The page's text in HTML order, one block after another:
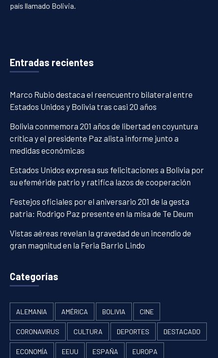
país llamado Bolivia.
Entradas recientes
Marco Rubio destaca el reencuentro bilateral entre
Estados Unidos y Bolivia tras casi 20 años
Bolivia conmemora 201 años de libertad en coyuntura
crítica y el presidente Paz alista informe junto a
medidas económicas
Estados Unidos expresa sus felicitaciones a Bolivia por
su efeméride patrio y ratifica lazos de cooperación
Festejos oficiales por el aniversario 201 de la gesta
patria: Rodrigo Paz presente en la misa de Te Deum
Vistas aéreas revelan la gravedad de un incendio de
gran magnitud en la Feria Barrio Lindo
Categorías
ALEMANIA AMÉRICA BOLIVIA CINE
CORONAVIRUS CULTURA DEPORTES DESTACADO
ECONOMÍA EEUU ESPAÑA EUROPA